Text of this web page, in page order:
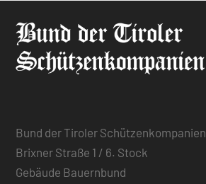
Bund der Tiroler Schützenkompanien
Brixner Straße 1 / 6. Stock
Gebäude Bauernbund